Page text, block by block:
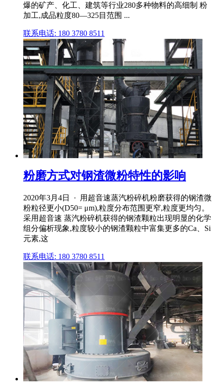
爆的矿产、化工、建筑等行业280多种物料的高细制 粉
加工,成品粒度80—325目范围 ...
联系电话: 180 3780 8511
粉磨方式对钢渣微粉特性的影响
2020年3月4日 · 用超音速蒸汽粉碎机粉磨获得的钢渣微
粉粒径更小(D50= μm),粒度分布范围更窄,粒度更均匀。
采用超音速 蒸汽粉碎机获得的钢渣颗粒出现明显的化学
组分偏析现象,粒度较小的钢渣颗粒中富集更多的Ca、Si
元素,这
联系电话: 180 3780 8511